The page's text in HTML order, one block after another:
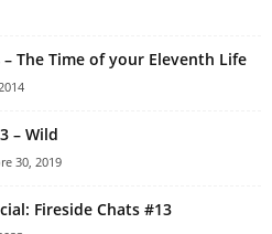
The Time of your Eleventh Life
– Wild
30, 2019
Fireside Chats #13